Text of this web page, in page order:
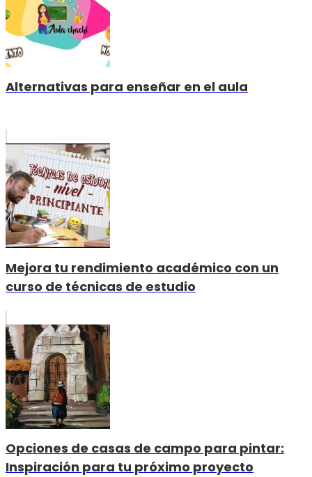
Alternativas para enseñar en el aula
Mejora tu rendimiento académico con un
curso de técnicas de estudio
Opciones de casas de campo para pintar:
Inspiración para tu próximo proyecto